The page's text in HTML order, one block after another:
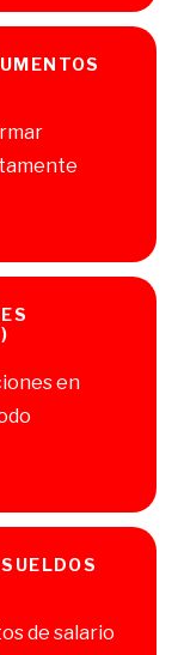
en
de salario